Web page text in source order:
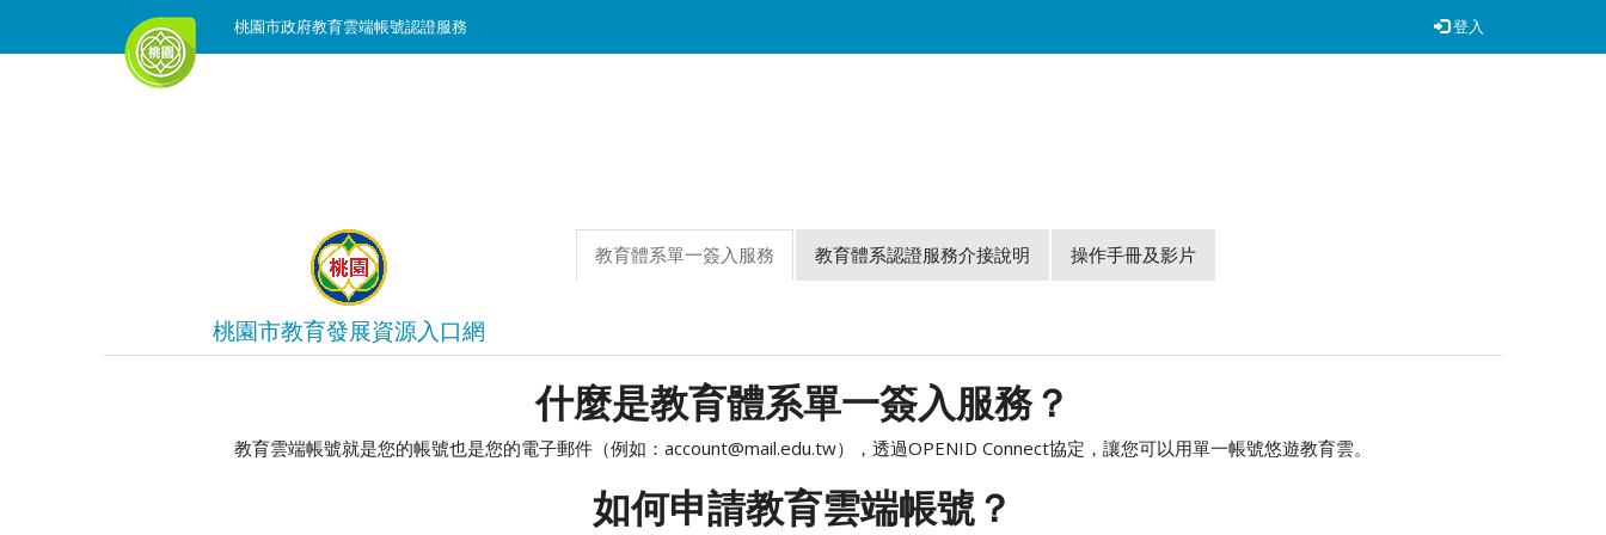
登入
桃園市政府教育雲端帳號認證服務
桃園市教育發展資源入口網
教育體系單一簽入服務 教育體系認證服務介接說明 操作手冊及影片
什麼是教育體系單一簽入服務？
教育雲端帳號就是您的帳號也是您的電子郵件（例如：account@mail.edu.tw），透過OPENID Connect協定，讓您可以用單一帳號悠遊教育雲。
如何申請教育雲端帳號？